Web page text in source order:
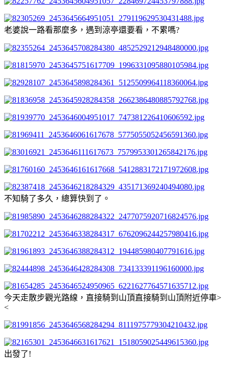
老婆說一路看那麼多，遇到涼亭還要看，不累嗎?
不知騎了多久，總算快到了。
今天走散步觀光路線，直接騎到山頂直接騎到山頂附近停車>
<
出發了!